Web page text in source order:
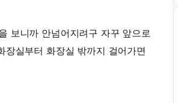
보니까 안넘어지려구 자꾸 앞으로
실부터 화장실 밖까지 걸어가면